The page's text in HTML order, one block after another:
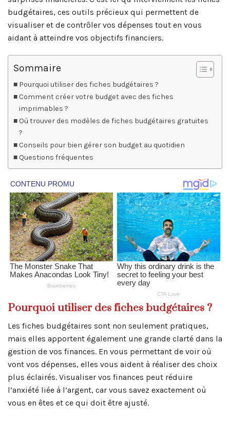
budgétaires, ces outils précieux qui permettent de
visualiser et de contrôler vos dépenses tout en vous
aidant à atteindre vos objectifs financiers.
Sommaire
Pourquoi utiliser des fiches budgétaires ?
Comment créer votre budget avec des fiches
imprimables ?
Où trouver des modèles de fiches budgétaires gratuites
?
Conseils pour bien gérer son budget au quotidien
Questions fréquentes
Pourquoi utiliser des fiches budgétaires ?
Les fiches budgétaires sont non seulement pratiques,
mais elles apportent également une grande clarté dans la
gestion de vos finances. En vous permettant de voir où
vont vos dépenses, elles vous aident à réaliser des choix
plus éclairés. Visualiser vos finances peut réduire
l’anxiété liée à l’argent, car vous savez exactement où
vous en êtes et ce qui doit être ajusté.